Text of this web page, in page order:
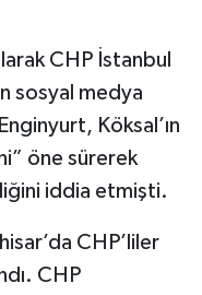
CHP İstanbul
sosyal medya
Köksal’ın
öne sürerek
iddia etmişti.
CHP’liler
CHP